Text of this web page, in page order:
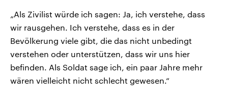
„Als Zivilist würde ich sagen: Ja, ich verstehe, dass
wir rausgehen. Ich verstehe, dass es in der
Bevölkerung viele gibt, die das nicht unbedingt
verstehen oder unterstützen, dass wir uns hier
befinden. Als Soldat sage ich, ein paar Jahre mehr
wären vielleicht nicht schlecht gewesen.“